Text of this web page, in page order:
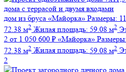
дом из бруса «Майорка» Размеры:
72.38 м2 Жилая площадь: 59.08 м2
2 от 1 050 600 ₽ «Майорка» Размеры:
72.38 м2 Жилая площадь: 59.08 м2
2